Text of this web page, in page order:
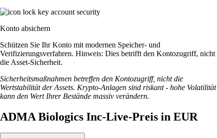
Konto absichern
Schützen Sie Ihr Konto mit modernen Speicher- und
Verifizierungsverfahren. Hinweis: Dies betrifft den Kontozugriff, nicht
die Asset-Sicherheit.
Sicherheitsmaßnahmen betreffen den Kontozugriff, nicht die
Wertstabilität der Assets. Krypto-Anlagen sind riskant - hohe Volatilität
kann den Wert Ihrer Bestände massiv verändern.
ADMA Biologics Inc-Live-Preis in EUR